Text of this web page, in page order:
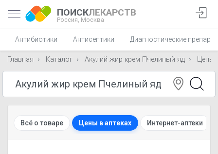
ПОИСКЛЕКАРСТВ
Россия, Москва
Антибиотики Антисептики Диагностические
Главная Каталог Акулий жир крем Пчелиный яд Цены
Всё о товаре Цены в аптеках Интернет-аптеки